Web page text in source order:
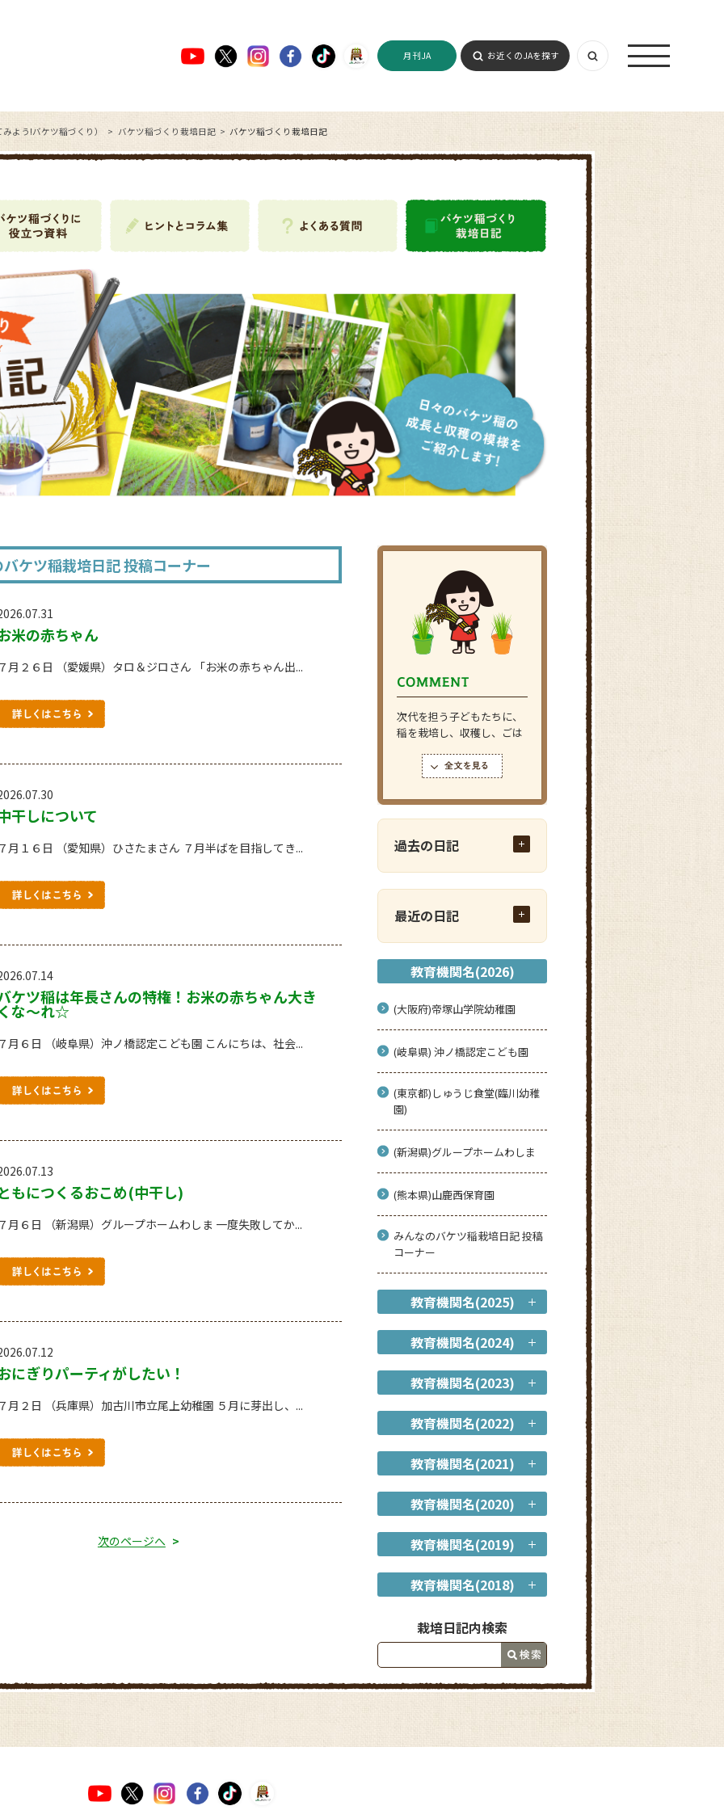
月刊JA お近くのJAを探す
よう!バケツ稲づくり） バケツ稲づくり栽培日記 バケツ稲づくり栽培日記
ケツ稲栽培日記 投稿コーナー
米の赤ちゃん
月２６日 （愛媛県）タロ＆ジロさん 「お米の赤ちゃん出...
干しについて
月１６日 （愛知県）ひさたまさん ７月半ばを目指してき...
ケツ稲は年長さんの特権！お米の赤ちゃん大き
な～れ☆
月６日 （岐阜県）沖ノ橋認定こども園 こんにちは、社会...
もにつくるおこめ(中干し)
月６日 （新潟県）グループホームわしま 一度失敗してか...
にぎりパーティがしたい！
月２日 （兵庫県）加古川市立尾上幼稚園 ５月に芽出し、...
次のページへ
次代を担う子どもたちに、
稲を栽培し、収穫し、ごは
ても...
過去の日記
最近の日記
教育機関名(2026)
(大阪府)帝塚山学院幼稚園
(岐阜県) 沖ノ橋認定こども園
(東京都)しゅうじ食堂(臨川幼稚
園)
(新潟県)グループホームわしま
(熊本県)山鹿西保育園
みんなのバケツ稲栽培日記 投稿
コーナー
教育機関名(2025)
教育機関名(2024)
教育機関名(2023)
教育機関名(2022)
教育機関名(2021)
教育機関名(2020)
教育機関名(2019)
教育機関名(2018)
栽培日記内検索